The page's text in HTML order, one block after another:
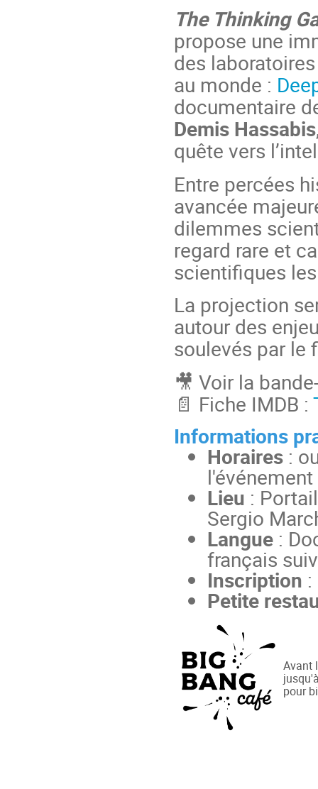
The Thinking
propose une
des
au monde :
documentaire
Demis Hassabis
quête vers
Entre percées
avancée
dilemmes
regard rare et
scientifiques
La projection
autour des
soulevés par le
🎥 Voir la
📄 Fiche IMDB :
Informations
Horaires:
Lieu :
Sergio
Langue:
français
Inscription
Petite
Avant
pour